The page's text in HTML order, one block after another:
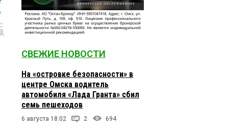
СВЕЖИЕ НОВОСТИ
На «островке безопасности» в
центре Омска водитель
автомобиля «Лада Гранта» сбил
семь пешеходов
6 августа 18:02 2 694